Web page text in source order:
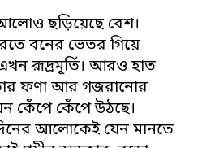
ছড়িয়েছে বেশ।
বনের ভেতর গিয়ে
রূদ্রমূর্তি। আরও হাত
ফণা আর গজরানোর
কেঁপে কেঁপে উঠছে।
আলোকেই যেন মানতে